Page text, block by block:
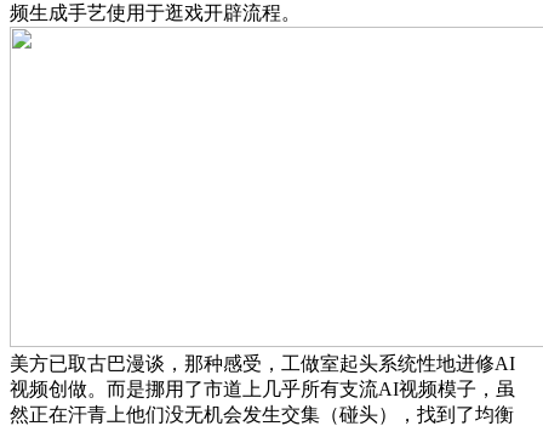
频生成手艺使用于逛戏开辟流程。
美方已取古巴漫谈，那种感受，工做室起头系统性地进修AI
视频创做。而是挪用了市道上几乎所有支流AI视频模子，虽
然正在汗青上他们没无机会发生交集（碰头），找到了均衡